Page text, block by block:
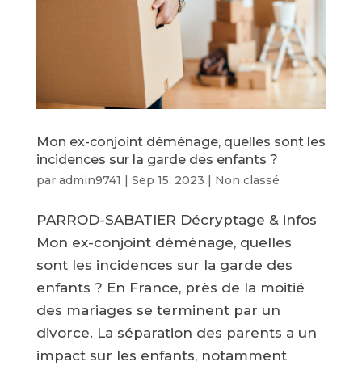
Mon ex-conjoint déménage, quelles sont les
incidences sur la garde des enfants ?
par admin9741 | Sep 15, 2023 | Non classé
PARROD-SABATIER Décryptage & infos
Mon ex-conjoint déménage, quelles
sont les incidences sur la garde des
enfants ? En France, près de la moitié
des mariages se terminent par un
divorce. La séparation des parents a un
impact sur les enfants, notamment